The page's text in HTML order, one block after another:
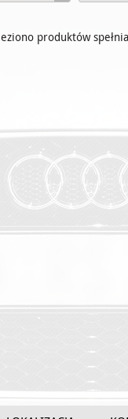
produktów